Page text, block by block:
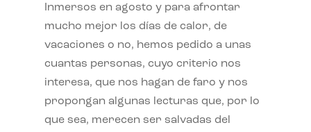
Inmersos en agosto y para afrontar
mucho mejor los días de calor, de
vacaciones o no, hemos pedido a unas
cuantas personas, cuyo criterio nos
interesa, que nos hagan de faro y nos
propongan algunas lecturas que, por lo
que sea, merecen ser salvadas del